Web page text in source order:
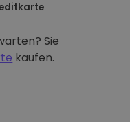
Sie
kaufen.